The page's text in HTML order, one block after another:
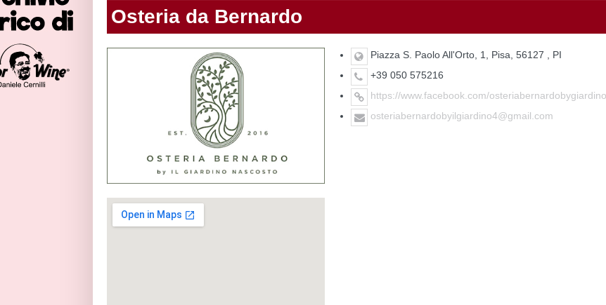
Osteria da Bernardo
Piazza S. Paolo All'Orto, 1, Pisa, 56127 , PI
+39 050 575216
https://www.facebook.com/
osteriabernardobyilgiardino4@gmail.com